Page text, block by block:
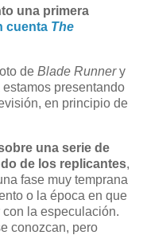
una primera
cuenta The
de Blade Runnery
presentando
en principio de
una serie de
de los replicantes,
fase muy temprana
o la época en que
la especulación.
conozcan, pero